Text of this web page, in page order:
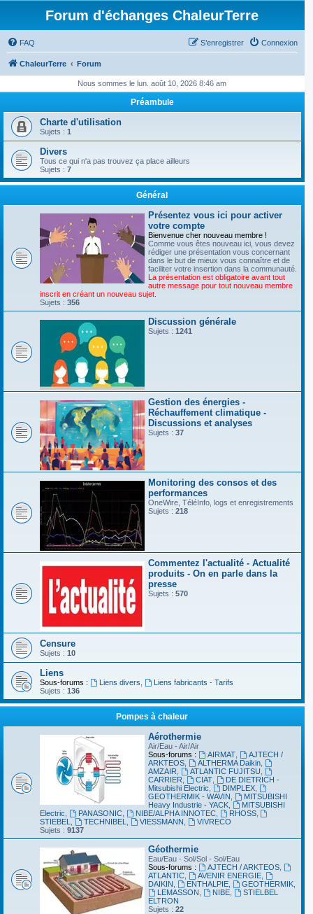
Forum d'échanges ChaleurTerre
FAQ Connexion
S’enregistrer
ChaleurTerre Forum
Nous sommes le lun. août 10, 2026 8:46 am
Préambule
Charte d'utilisation
Sujets : 1
Divers
Tous ce qui n'a pas trouvez ça place ailleurs
Sujets : 7
Général
Présentez vous ici pour activer
votre compte
Bienvenue cher nouveau membre !
Comme vous êtes nouveau ici, vous devez
rédiger une présentation vous concernant
dans le but de mieux vous connaître et de
faciliter votre insertion dans la communauté.
La présentation est obligatoire avant tout
autre message pour tout nouveau membre
inscrit en créant un nouveau sujet.
Sujets : 356
Discussion générale
Sujets : 1241
Gestion des énergies -
Réchauffement climatique -
Discussions et analyses
Sujets : 37
Monitoring des consos et des
performances
OneWire, TéléInfo, logs et enregistrements
Sujets : 218
Commentez l'actualité - Actualité
produits - On en parle dans la
presse
Sujets : 570
Censure
Sujets : 10
Liens
Sous-forums : Liens divers
Liens fabricants - Tarifs
Sujets : 136
Pompes à chaleur
Aérothermie
Air/Eau - Air/Air
Sous-forums :
AIRMAT,
AJTECH /
ARKTEOS
ALTHERMA Daikin,
AMZAIR
ATLANTIC FUJITSU
CARRIER
CIAT,
DE DIETRICH -
Mitsubishi Electric
DIMPLEX,
GEOTHERMIK - WAVIN
MITSUBISHI
Heavy Industrie - YACK
MITSUBISHI
Electric
PANASONIC, NIBE/ALPHA INNOTEC, RHOSS,
STIEBEL
TECHNIBEL VIESSMANN
VIVRECO
Sujets : 9137
Géothermie
Eau/Eau - Sol/Sol - Sol/Eau
Sous-forums :
AJTECH / ARKTEOS,
ATLANTIC
AVENIR ENERGIE,
DAIKIN
ENTHALPIE, GEOTHERMIK,
LEMASSON
NIBE,
STIELBEL
ELTRON
Sujets : 22